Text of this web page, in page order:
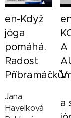
en-Když
jóga
pomáhá.
Radost
Jana
Havelková
A
V
a